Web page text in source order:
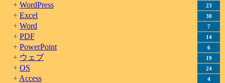
WordPress 23
Excel 30
Word 7
PDF 14
PowerPoint 6
ウェブ 19
OS 24
Access 4